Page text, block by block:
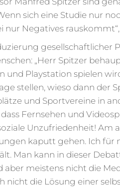
sich eine Studie nur
Negatives
gesellschaftlicher
„Herr Spitzer
Playstation spielen
stellen, wieso dann der
und Sportvereine in
Fernsehen und
Unzufriedenheit! Am
kaputt gehen. Ich für
Man kann in dieser
meistens nicht die
nicht die Lösung einer